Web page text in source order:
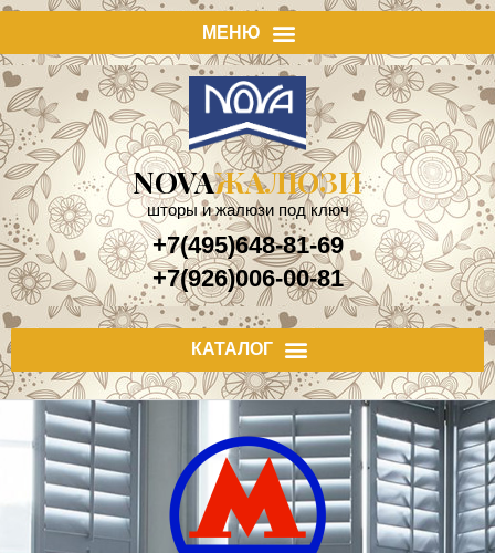
NOVAЖАЛЮЗИ
шторы и жалюзи под ключ
+7(495)648-81-69
+7(926)006-00-81